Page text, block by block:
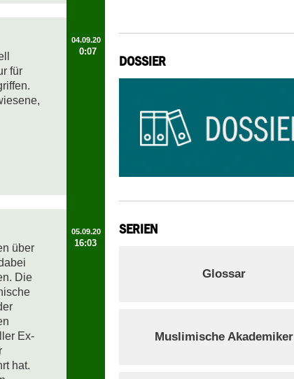
für
04.09.20
0:07
über
Die
Ex-
hat.
05.09.20
16:03
DOSSIER
SERIEN
Glossar
Muslimische Akademiker